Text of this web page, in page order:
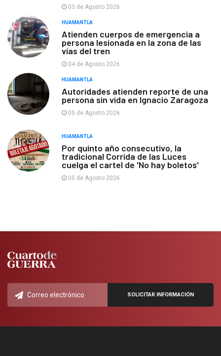
03 de Agosto 2026
HUAMANTLA
Atienden cuerpos de emergencia a
persona lesionada en la zona de las
vías del tren
04 de Agosto 2026
HUAMANTLA
Autoridades atienden reporte de una
persona sin vida en Ignacio Zaragoza
05 de Agosto 2026
HUAMANTLA
Por quinto año consecutivo, la
tradicional Corrida de las Luces
cuelga el cartel de 'No hay boletos'
05 de Agosto 2026